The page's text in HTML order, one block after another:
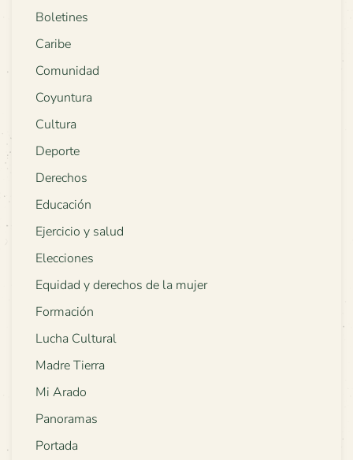
Boletines
Caribe
Comunidad
Coyuntura
Cultura
Deporte
Derechos
Educación
Ejercicio y salud
Elecciones
Equidad y derechos de la mujer
Formación
Lucha Cultural
Madre Tierra
Mi Arado
Panoramas
Portada